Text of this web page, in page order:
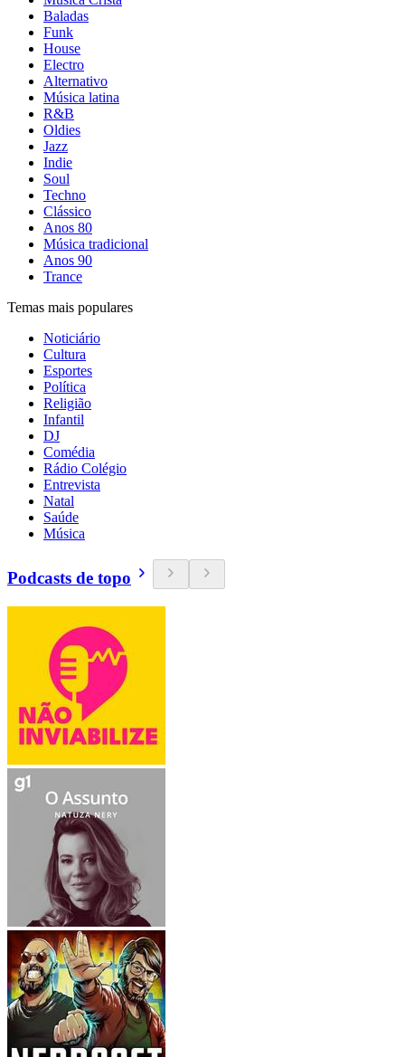
Baladas
Funk
House
Electro
Alternativo
Música latina
R&B
Oldies
Jazz
Indie
Soul
Techno
Clássico
Anos 80
Música tradicional
Anos 90
Trance
Temas mais populares
Noticiário
Cultura
Esportes
Política
Religião
Infantil
DJ
Comédia
Rádio Colégio
Entrevista
Natal
Saúde
Música
Podcasts de topo